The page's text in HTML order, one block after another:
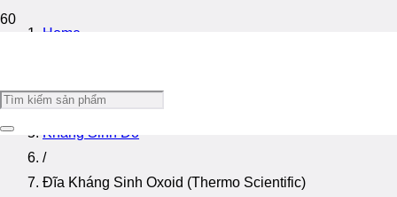
Home
/
Kháng Sinh Đồ
/
Đĩa Kháng Sinh Oxoid (Thermo Scientific)